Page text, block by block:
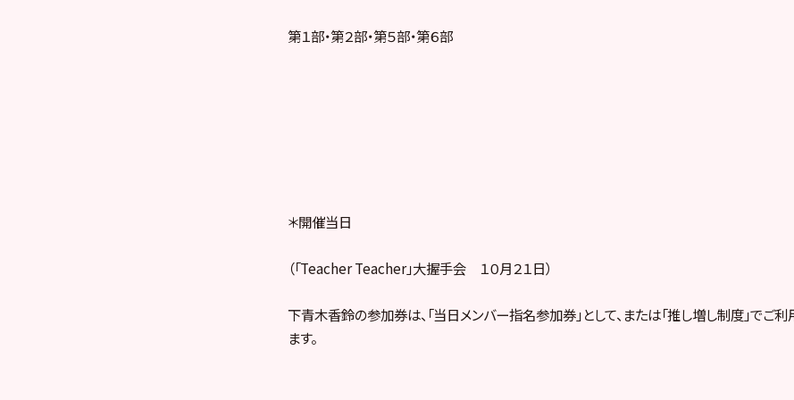
第１部・第２部・第５部・第６部
＊開催当日
（「Teacher Teacher」大握手会 １０月２１日）
下青木香鈴の参加券は、「当日メンバー指名参加券」として、または「推し増し制度」でご
ます。